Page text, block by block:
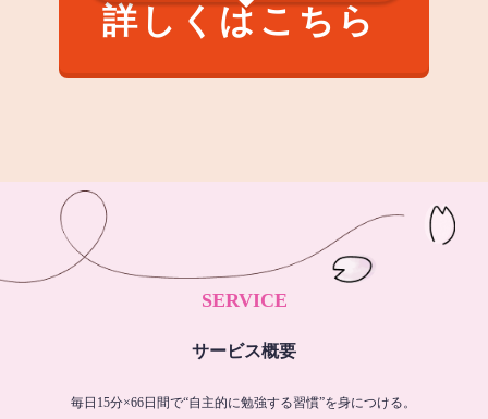
詳しくはこちら
SERVICE
サービス概要
毎日15分×66日間で“自主的に勉強する習慣”を身につける。